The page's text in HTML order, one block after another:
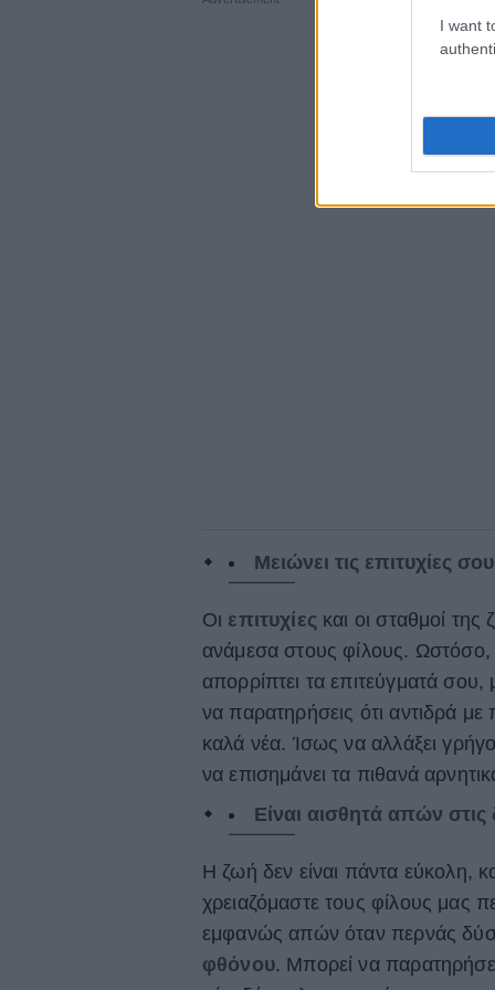
I want
Μειώνει τις επιτυχίες σου
Οι επιτυχίες και οι σταθμοί
ανάμεσα στους φίλους. Ωστόσο,
απορρίπτει τα επιτεύγματά
να παρατηρήσεις ότι αντιδρά
καλά νέα. Ίσως να αλλάξει
να επισημάνει τα πιθανά
Είναι αισθητά απών
Η ζωή δεν είναι πάντα εύκολη,
χρειαζόμαστε τους φίλους μας
εμφανώς απών όταν περνάς
φθόνου. Μπορεί να